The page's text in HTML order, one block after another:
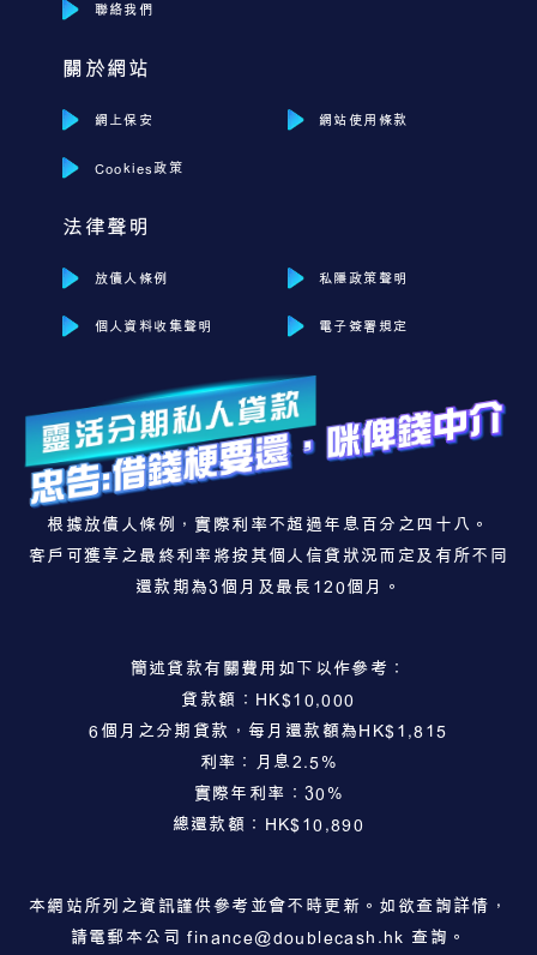
聯絡我們
關於網站
網上保安 網站使用條款
Cookies政策
法律聲明
放債人條例 私隱政策聲明
個人資料收集聲明 電子簽署規定
根據放債人條例，實際利率不超過年息百分之四十八。
客戶可獲享之最終利率將按其個人信貸狀況而定及有所不同
還款期為3個月及最長120個月。
簡述貸款有關費用如下以作參考：
貸款額：HK$10,000
6個月之分期貸款，每月還款額為HK$1,815
利率：月息2.5%
實際年利率：30%
總還款額：HK$10,890
本網站所列之資訊謹供參考並會不時更新。如欲查詢詳情，
請電郵本公司finance@doublecash.hk 查詢。